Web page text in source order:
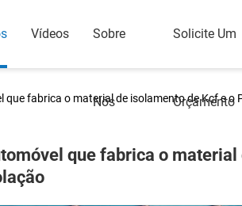
Vídeos Sobre
Nós
Solicite Um
Orçamento
que fabrica o material de isolamento de Kcf e o
que fabrica o